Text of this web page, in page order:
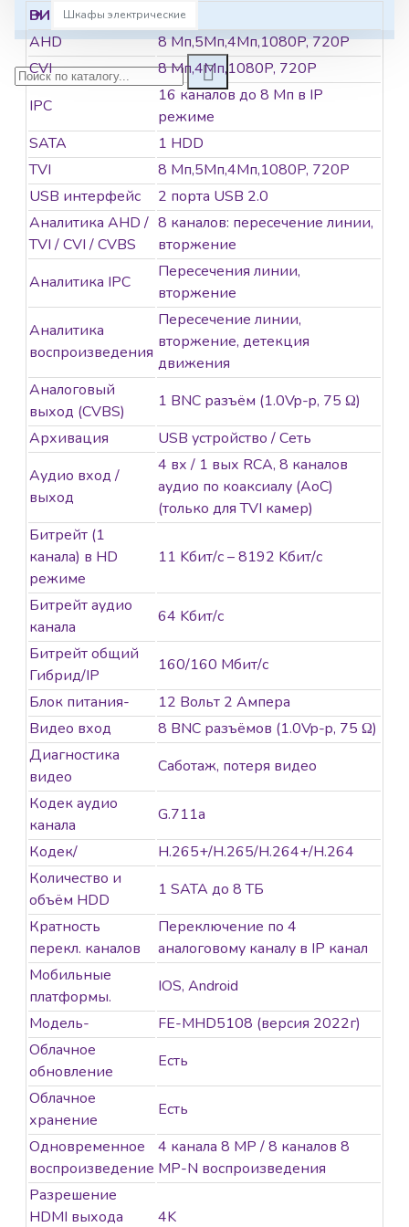
Шкафы электрические
ВИДЕОРЕГИСТРАТОР
AHD
8 Мп,5Мп,4Мп,1080P, 720P
CVI
8 Мп,4Мп,1080P, 720P
IPC
16 каналов до 8 Мп в IP
режиме
SATA
1 HDD
TVI
8 Мп,5Мп,4Мп,1080P, 720P
USB интерфейс
2 порта USB 2.0
Аналитика AHD /
TVI / CVI / CVBS
8 каналов: пересечение линии,
вторжение
Аналитика IPC
Пересечения линии,
вторжение
Аналитика
воспроизведения
Пересечение линии,
вторжение, детекция
движения
Аналоговый
выход (CVBS)
1 BNC разъём (1.0Vp-p, 75 Ω)
Архивация
USB устройство / Сеть
Аудио вход /
выход
4 вх / 1 вых RCA, 8 каналов
аудио по коаксиалу (AoC)
(только для TVI камер)
Битрейт (1
канала) в HD
режиме
11 Kбит/с – 8192 Kбит/с
Битрейт аудио
канала
64 Kбит/с
Битрейт общий
Гибрид/IP
160/160 Мбит/с
Блок питания-
12 Вольт 2 Ампера
Видео вход
8 BNC разъёмов (1.0Vp-p, 75 Ω)
Диагностика
видео
Саботаж, потеря видео
Кодек аудио
канала
G.711a
Кодек/
H.265+/H.265/H.264+/H.264
Количество и
объём HDD
1 SATA до 8 ТБ
Кратность
перекл. каналов
Переключение по 4
аналоговому каналу в IP канал
Мобильные
платформы.
IOS, Android
Модель-
FE-MHD5108 (версия 2022г)
Облачное
обновление
Есть
Облачное
хранение
Есть
Одновременное
воспроизведение
4 канала 8 MP / 8 каналов 8
MP-N воспроизведения
Разрешение
HDMI выхода
4K